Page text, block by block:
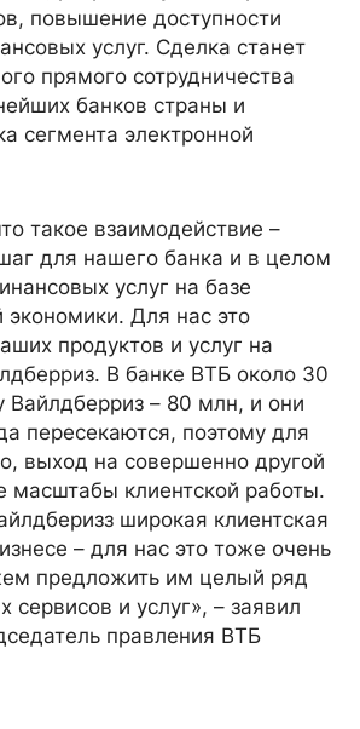
повышение доступности
услуг. Сделка станет
прямого сотрудничества
банков страны и
сегмента электронной
такое взаимодействие –
для нашего банка и в целом
услуг на базе
экономики. Для нас это
продуктов и услуг на
В банке ВТБ около 30
Вайлдберриз – 80 млн, и они
пересекаются, поэтому для
выход на совершенно другой
масштабы клиентской работы.
широкая клиентская
– для нас это тоже очень
предложить им целый ряд
сервисов и услуг», – заявил
правления ВТБ